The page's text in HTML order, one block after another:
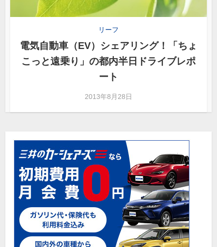
リーフ
電気自動車（EV）シェアリング！「ちょ
こっと遠乗り」の都内半日ドライブレポ
ート
2013年8月28日